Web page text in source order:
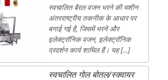
स्वचालित बैरल वजन भरने की मशीन
अंतरराष्ट्रीय तकनीक के आधार पर
बनाई गई है, जिसमें भरने और
इलेक्ट्रॉनिक वजन, इलेक्ट्रॉनिक
प्रदर्शन कार्य शामिल हैं। यह […]
स्वचालित गोल बोतल/स्क्वायर